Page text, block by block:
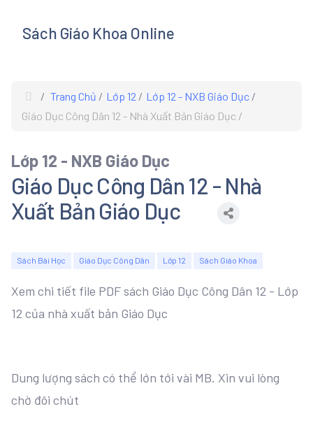
Sách Giáo Khoa Online
Trang Chủ Lớp 12
Lớp 12 - NXB Giáo Dục
Giáo Dục Công Dân 12 - Nhà Xuất Bản Giáo Dục
Lớp 12 - NXB Giáo Dục
Giáo Dục Công Dân 12 - Nhà
Xuất Bản Giáo Dục
Sách Bài Học Giáo Dục Công Dân Lớp 12 Sách Giáo Khoa
Xem chi tiết file PDF sách Giáo Dục Công Dân 12 - Lớp
12 của nhà xuất bản Giáo Dục
Dung lượng sách có thể lớn tới vài MB. Xin vui lòng
chờ đôi chút